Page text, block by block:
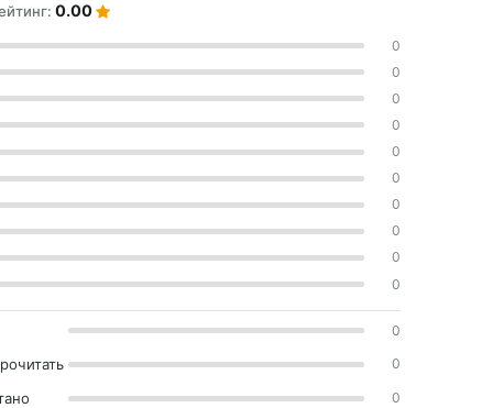
0.00
0
0
0
0
0
0
0
0
0
0
0
0
0